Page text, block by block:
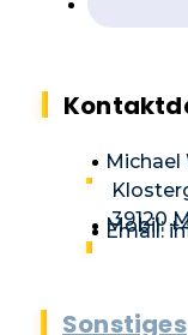
Michael
39120
Mobil:
Email:
Sonstiges